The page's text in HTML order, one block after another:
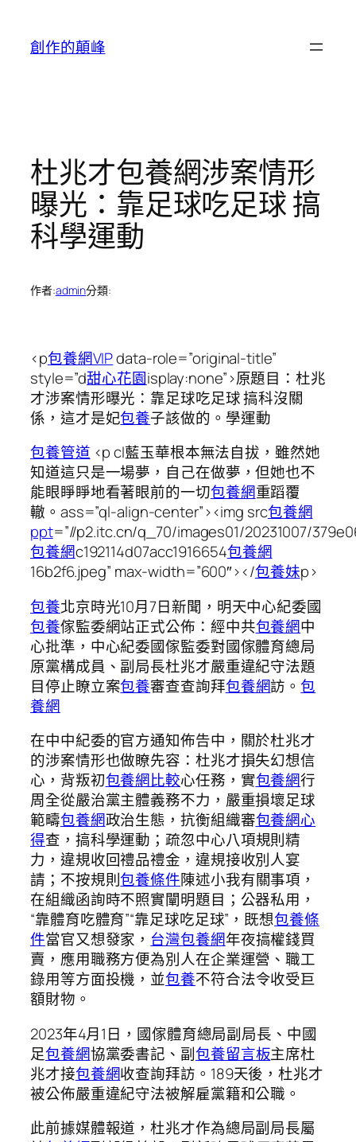
創作的顛峰
杜兆才包養網涉案情形
曝光：靠足球吃足球 搞
科學運動
作者:admin分類:
<p包養網VIPdata-role=”original-title”
style=”d甜心花園isplay:none”>原題目：杜兆
才涉案情形曝光：靠足球吃足球 搞科沒關
係，這才是妃包養子該做的。學運動
包養管道 <p cl藍玉華根本無法自拔，雖然她
知道這只是一場夢，自己在做夢，但她也不
能眼睜睜地看著眼前的一切包養網重蹈覆
轍。ass=”ql-align-center”><img src包養網
ppt=”//p2.itc.cn/q_70/images01/20231007/
包養網c192114d07acc1916654包養網
16b2f6.jpeg” max-width=”600″></包養妹p>
包養北京時光10月7日新聞，明天中心紀委國
包養傢監委網站正式公佈：經中共包養網中
心批準，中心紀委國傢監委對國傢體育總局
原黨構成員、副局長杜兆才嚴重違紀守法題
目停止瞭立案包養審查查詢拜包養網訪。包
養網
在中中紀委的官方通知佈告中，關於杜兆才
的涉案情形也做瞭先容：杜兆才損失幻想信
心，背叛初包養網比較心任務，實包養網行
周全從嚴治黨主體義務不力，嚴重損壞足球
範疇包養網政治生態，抗衡組織審包養網心
得查，搞科學運動；疏忽中心八項規則精
力，違規收回禮品禮金，違規接收別人宴
請；不按規則包養條件陳述小我有關事項，
在組織函詢時不照實闡明題目；公器私用，
“靠體育吃體育”“靠足球吃足球”，既想包養條
件當官又想發家， 台灣包養網年夜搞權錢買
賣，應用職務方便為別人在企業運營、職工
錄用等方面投機，並包養不符合法令收受巨
額財物。
2023年4月1日，國傢體育總局副局長、中國
足包養網協黨委書記、副包養留言板主席杜
兆才接包養網收查詢拜訪。189天後，杜兆才
被公佈嚴重違紀守法被解雇黨籍和公職。
此前據媒體報道，杜兆才作為總局副局長屬